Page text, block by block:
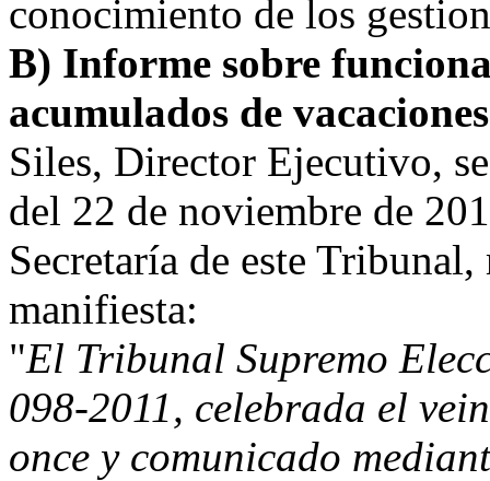
conocimiento de los
B) Informe sobre
acumulados de
Siles, Director Ejecutivo,
del 22 de noviembre de
Secretaría de este
manifiesta:
"El Tribunal Supremo
098-2011, celebrada el
once y comunicado